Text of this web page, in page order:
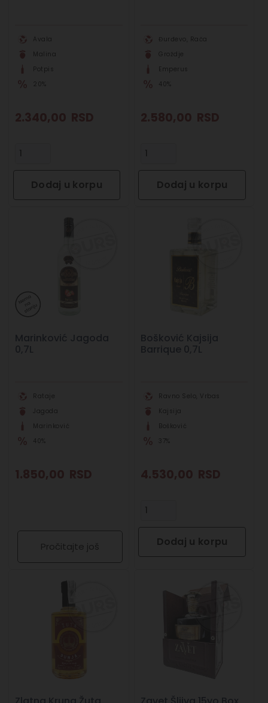
Avala
Malina
Potpis
20%
Dodaj u korpu
Đurđevo, Rača
Groždje
Emperus
40%
Dodaj u korpu
Marinković Jagoda
0,7L
Rataje
Jagoda
Marinković
40%
Pročitajte još
Bošković Kajsija
Barrique 0,7L
Ravno Selo, Vrbas
Kajsija
Bošković
37%
Dodaj u korpu